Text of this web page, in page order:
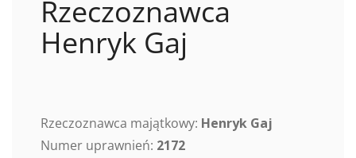
Rzeczoznawca
Henryk Gaj
Rzeczoznawca majątkowy: Henryk Gaj
Numer uprawnień: 2172